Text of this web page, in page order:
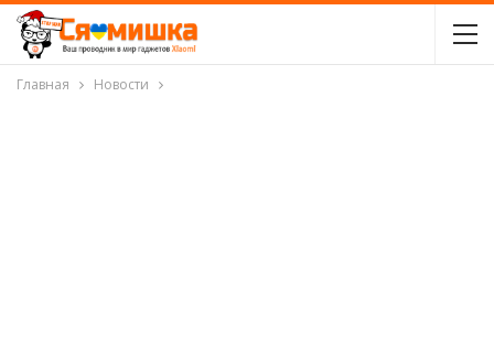
Главная Новости